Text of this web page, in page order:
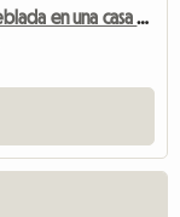
Ollon-VD - Hermosa habitación amueblada en una casa privada